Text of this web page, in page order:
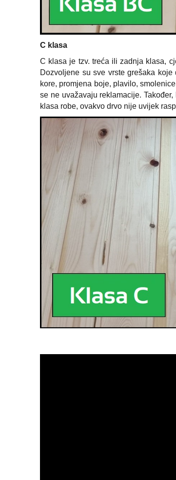
C klasa
C klasa je tzv. treća ili zadnja klasa,
Dozvoljene su sve vrste grešaka
kore, promjena boje, plavilo,
se ne uvažavaju reklamacije.
klasa robe, ovakvo drvo nije uvijek